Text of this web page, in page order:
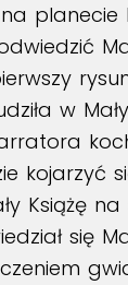
planecie
w
kojarzyć
Książę
się